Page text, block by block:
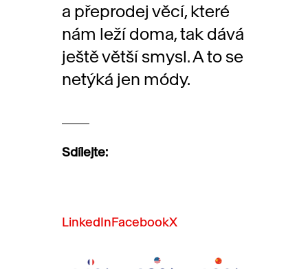
a přeprodej věcí, které
nám leží doma, tak dává
ještě větší smysl. A to se
netýká jen módy.
Sdílejte:
LinkedInFacebookX